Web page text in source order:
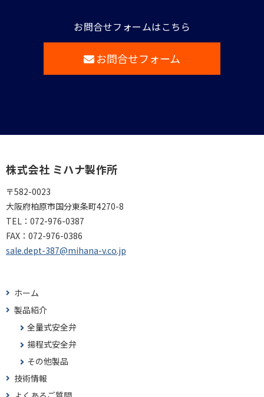
お問合せフォームはこちら
お問合せフォーム
株式会社 ミハナ製作所
〒582-0023
大阪府柏原市国分東条町4270-8
TEL： 072-976-0387
FAX： 072-976-0386
sale.dept-387@mihana-v.co.jp
ホーム
製品紹介
全量式安全弁
揚程式安全弁
その他製品
技術情報